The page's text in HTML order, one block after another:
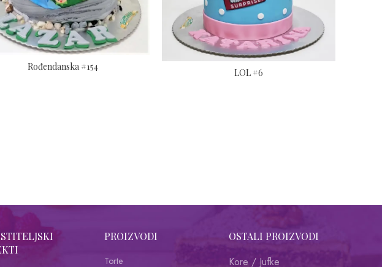
Rođendanska #154 LOL #6
PROIZVODI
Torte
OSTALI PROIZVODI
Kore / Jufke